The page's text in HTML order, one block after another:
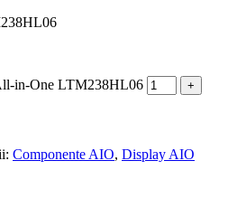
in-One LTM238HL06
Componente AIO, Display AIO